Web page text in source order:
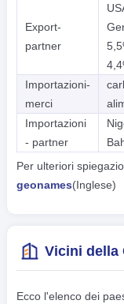
Export-
partner
Importazioni-
merci
Importazioni
- partner
Per ulteriori
geonames(Inglese)
Vicini della
Ecco l'elenco dei